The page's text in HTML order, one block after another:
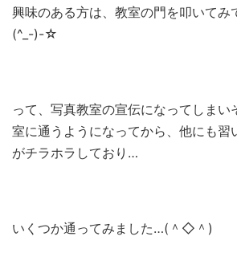
興味のある方は、教室の門を叩いてみ
(^_-)-☆
って、写真教室の宣伝になってしまい
室に通うようになってから、他にも習
がチラホラしており…
いくつか通ってみました…(＾◇＾)